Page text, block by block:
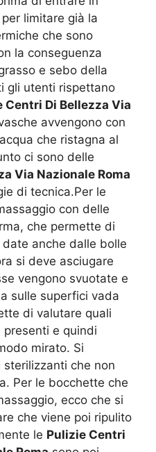
limitare già la
che sono
la conseguenza
e sebo della
gli utenti rispettano
Centri Di Bellezza Via
avvengono con
che ristagna al
ci sono delle
Via Nazionale Roma
di tecnica.Per le
con delle
che permette di
anche dalle bolle
si deve asciugare
vengono svuotate e
sulle superfici vada
di valutare quali
presenti e quindi
mirato. Si
che non
Per le bocchette che
ecco che si
che viene poi ripulito
le Pulizie Centri